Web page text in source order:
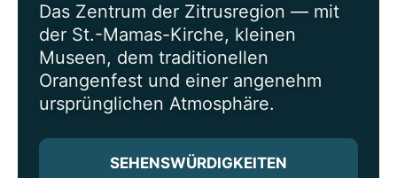
Das Zentrum der Zitrusregion — mit
der St.-Mamas-Kirche, kleinen
Museen, dem traditionellen
Orangenfest und einer angenehm
ursprünglichen Atmosphäre.
SEHENSWÜRDIGKEITEN